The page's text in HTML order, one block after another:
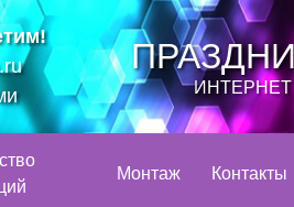
ИНТЕРНЕТ
Монтаж Контакты